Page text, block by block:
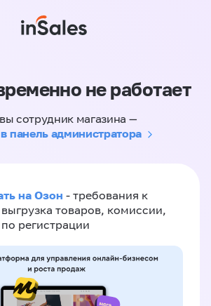
не работает
сотрудник магазина —
панель администратора
на Озон - требования к
товаров, комиссии,
регистрации